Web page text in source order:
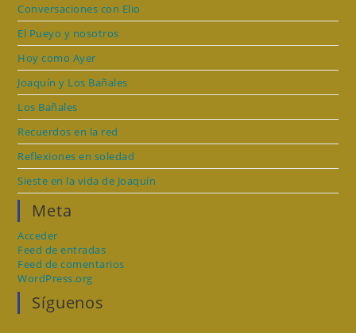
Conversaciones con Elio
El Pueyo y nosotros
Hoy como Ayer
Joaquín y Los Bañales
Los Bañales
Recuerdos en la red
Reflexiones en soledad
Sieste en la vida de Joaquín
Meta
Acceder
Feed de entradas
Feed de comentarios
WordPress.org
Síguenos